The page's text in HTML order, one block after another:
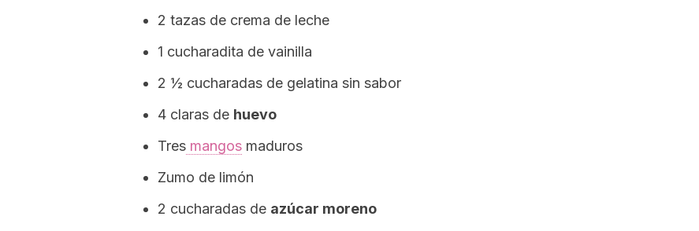
2 tazas de crema de leche
1 cucharadita de vainilla
2 ½ cucharadas de gelatina sin sabor
4 claras de huevo
Tres mangos maduros
Zumo de limón
2 cucharadas de azúcar moreno